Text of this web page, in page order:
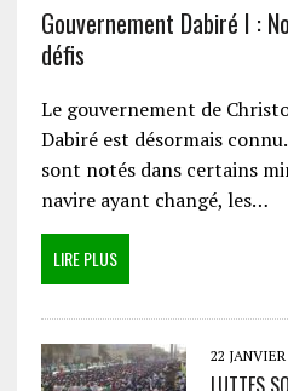
Gouvernement Dabiré I :
défis
Le gouvernement de
Dabiré est désormais
sont notés dans certains
navire ayant changé, les…
LIRE PLUS
22 JANVIER
LUTTES